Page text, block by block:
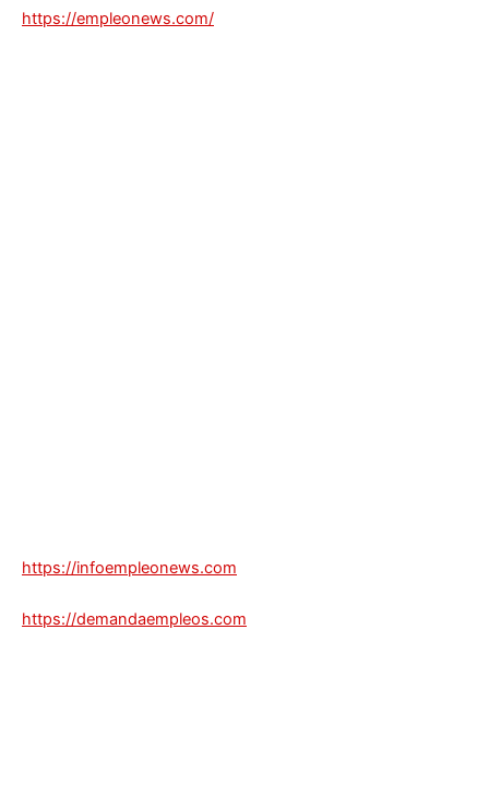
https://empleonews.com/
https://infoempleonews.com
https://demandaempleos.com